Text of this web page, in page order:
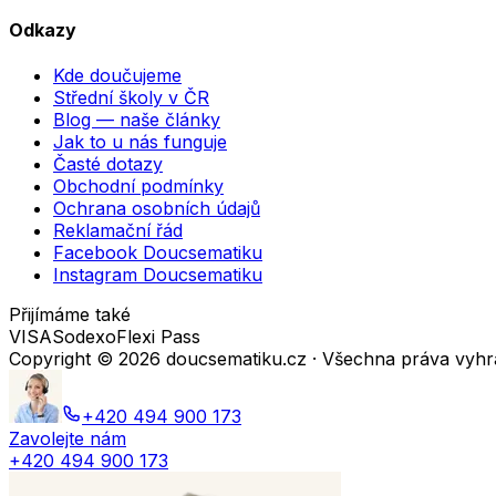
Odkazy
Kde doučujeme
Střední školy v ČR
Blog — naše články
Jak to u nás funguje
Časté dotazy
Obchodní podmínky
Ochrana osobních údajů
Reklamační řád
Facebook Doucsematiku
Instagram Doucsematiku
Přijímáme také
VISASodexoFlexi Pass
Copyright © 2026 doucsematiku.cz · Všechna práva
+420 494 900 173
Zavolejte nám
+420 494 900 173